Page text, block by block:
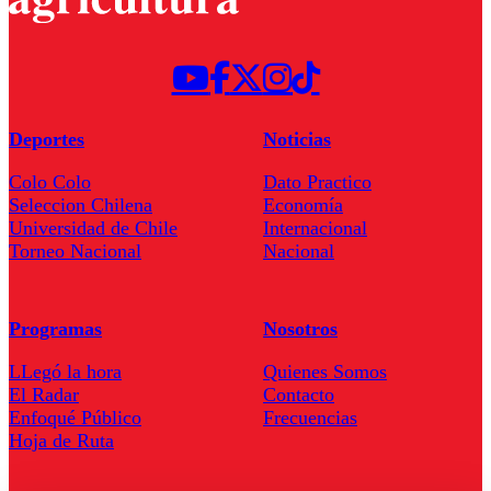
Deportes
Colo Colo
Seleccion Chilena
Universidad de Chile
Torneo Nacional
Noticias
Dato Practico
Economía
Internacional
Nacional
Programas
LLegó la hora
El Radar
Enfoqué Público
Hoja de Ruta
Nosotros
Quienes Somos
Contacto
Frecuencias